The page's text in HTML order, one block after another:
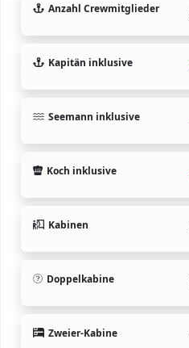
Anzahl Crewmitglieder
Kapitän inklusive
Seemann inklusive
Koch inklusive
Kabinen
Doppelkabine
Zweier-Kabine